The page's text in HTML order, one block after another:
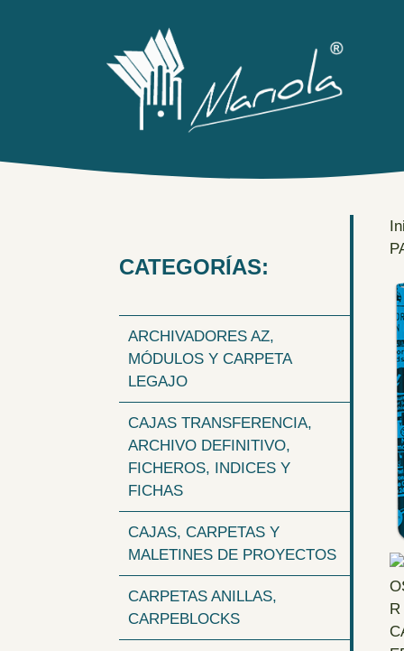
CATEGORÍAS:
ARCHIVADORES AZ,
MÓDULOS Y CARPETA
LEGAJO
CAJAS TRANSFERENCIA,
ARCHIVO DEFINITIVO,
FICHEROS, INDICES Y
FICHAS
CAJAS, CARPETAS Y
MALETINES DE PROYECTOS
CARPETAS ANILLAS,
CARPEBLOCKS